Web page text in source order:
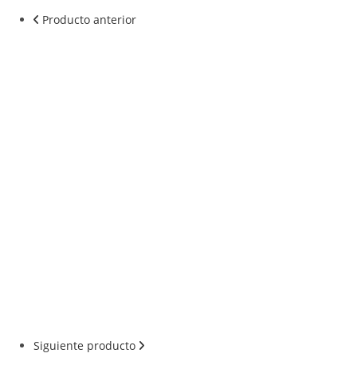
Producto anterior
Siguiente producto